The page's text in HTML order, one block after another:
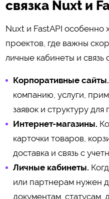
связка Nuxt и
Nuxt и FastAPI особенно
проектов, где важны
личные кабинеты и связь
Корпоративные сайты.
компанию, услуги,
заявок и структуру
Интернет-магазины.
карточки товаров,
доставка и связь с
Личные кабинеты.
или партнерам нужен
документам,